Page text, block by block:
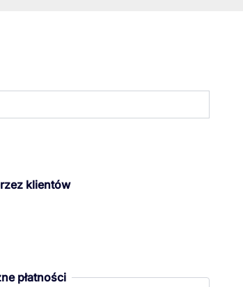
klientów
płatności